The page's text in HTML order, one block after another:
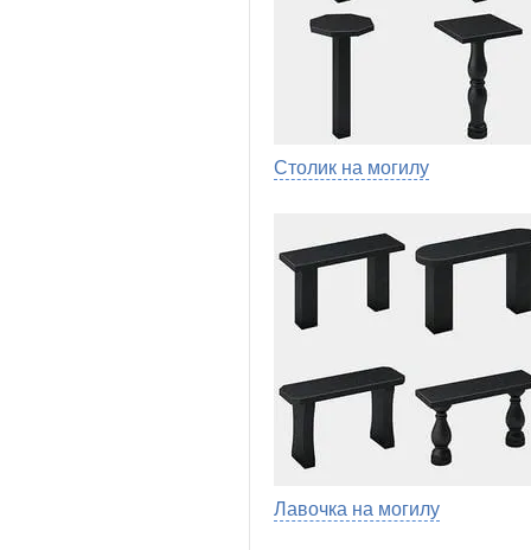
Столик на могилу
Лавочка на могилу